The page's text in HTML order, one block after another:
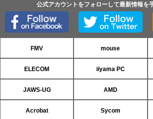
公式アカウントをフォローして最新情報を
FMV mouse
ELECOM iiyama PC
JAWS-UG AMD
Acrobat Sycom